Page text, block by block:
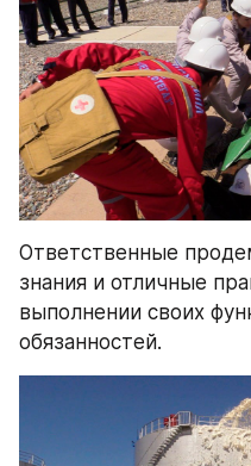
Ответственные
знания и отличные
выполнении своих
обязанностей.